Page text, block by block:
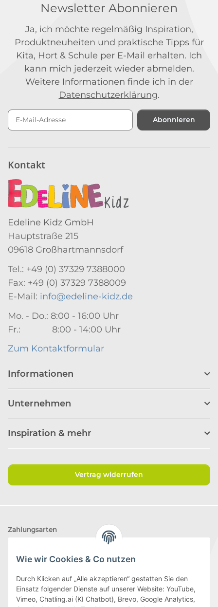
Wie wir Cookies & Co nutzen
Durch Klicken auf „Alle akzeptieren“ gestatten Sie den
Einsatz folgender Dienste auf unserer Website: YouTube,
Vimeo, Chatling.ai (KI Chatbot), Brevo, Google Analytics,
Newsletter Abonnieren
Ja, ich möchte regelmäßig Inspiration,
Produktneuheiten und praktische Tipps für
Kita, Hort & Schule per E-Mail erhalten. Ich
kann mich jederzeit wieder abmelden.
Weitere Informationen finde ich in der
Datenschutzerklärung.
Abonnieren
Kontakt
Edeline Kidz GmbH
Hauptstraße 215
09618 Großhartmannsdorf
Tel.: +49 (0) 37329 7388000
Fax: +49 (0) 37329 7388009
E-Mail: info@edeline-kidz.de
Mo. - Do.: 8:00 - 16:00 Uhr
Fr.: 8:00 - 14:00 Uhr
Zum Kontaktformular
Informationen
Unternehmen
Inspiration & mehr
Vertrag widerrufen
Zahlungsarten
Wir versenden mit